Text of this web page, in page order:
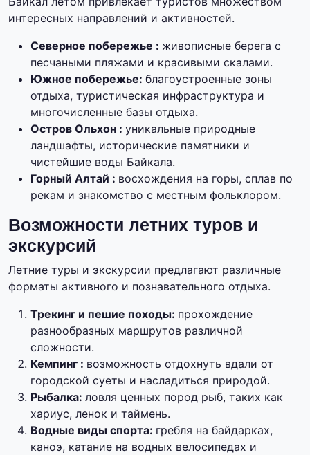
интересных направлений и активностей.
Северное побережье : живописные берега с
песчаными пляжами и красивыми скалами.
Южное побережье: благоустроенные зоны
отдыха, туристическая инфраструктура и
многочисленные базы отдыха.
Остров Ольхон : уникальные природные
ландшафты, исторические памятники и
чистейшие воды Байкала.
Горный Алтай : восхождения на горы, сплав по
рекам и знакомство с местным фольклором.
Возможности летних туров и
экскурсий
Летние туры и экскурсии предлагают различные
форматы активного и познавательного отдыха.
Трекинг и пешие походы: прохождение
разнообразных маршрутов различной
сложности.
Кемпинг : возможность отдохнуть вдали от
городской суеты и насладиться природой.
Рыбалка: ловля ценных пород рыб, таких как
хариус, ленок и таймень.
Водные виды спорта: гребля на байдарках,
каноэ, катание на водных велосипедах и